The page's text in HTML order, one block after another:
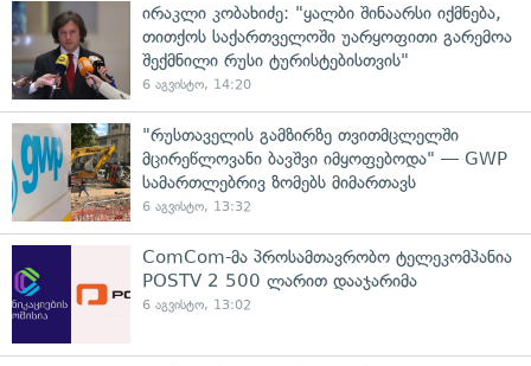
ირაკლი კობახიძე: "ყალბი შინაარსი იქმნება,
თითქოს საქართველოში უარყოფითი გარემოა
შექმნილი რუსი ტურისტებისთვის"
6 აგვისტო, 14:20
"რუსთაველის გამზირზე თვითმცლელში
მცირეწლოვანი ბავშვი იმყოფებოდა" — GWP
სამართლებრივ ზომებს მიმართავს
6 აგვისტო, 13:32
ComCom-მა პროსამთავრობო ტელეკომპანია
POSTV 2 500 ლარით დააჯარიმა
6 აგვისტო, 13:02